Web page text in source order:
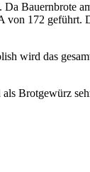
Bauernbrote
172
wird das
Brotgewürz